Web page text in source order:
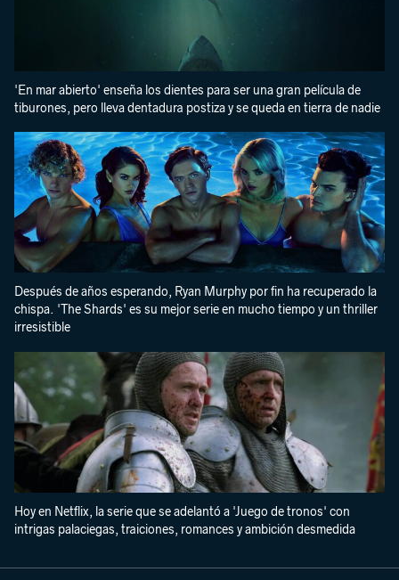
'En mar abierto' enseña los dientes para ser una gran película de
tiburones, pero lleva dentadura postiza y se queda en tierra de nadie
Después de años esperando, Ryan Murphy por fin ha recuperado la
chispa. 'The Shards' es su mejor serie en mucho tiempo y un thriller
irresistible
Hoy en Netflix, la serie que se adelantó a 'Juego de tronos' con
intrigas palaciegas, traiciones, romances y ambición desmedida